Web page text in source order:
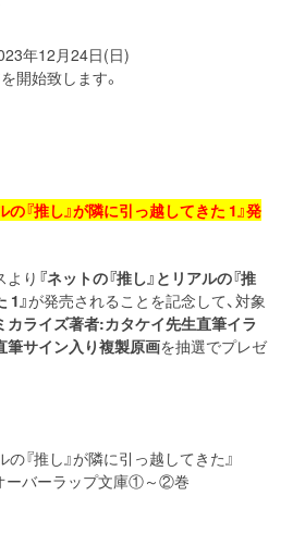
年12月24日(日)
開始致します。
の『推し』が隣に引っ越してきた 1』発
より 『ネットの『推し』とリアルの『推
1』が発売されることを記念して、対象
カライズ著者:カタケイ先生直筆イラ
筆サイン入り複製原画を抽選でプレゼ
の『推し』が隣に引っ越してきた』
ーバーラップ文庫①～②巻